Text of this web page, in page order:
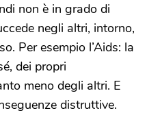
non è in grado di
negli altri, intorno,
Per esempio l’Aids: la
dei propri
meno degli altri. E
distruttive.